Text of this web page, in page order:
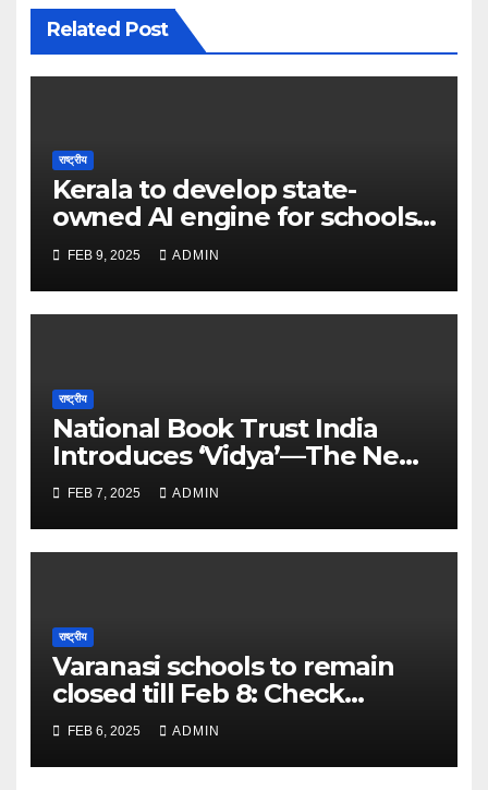
Related Post
राष्ट्रीय
Kerala to develop state-
owned AI engine for schools
in 2025 – The Times of India
FEB 9, 2025 ADMIN
राष्ट्रीय
National Book Trust India
Introduces ‘Vidya’—The New
Face of Learning and
Discovery – The Times of
India
FEB 7, 2025 ADMIN
राष्ट्रीय
Varanasi schools to remain
closed till Feb 8: Check
details here – The Times of
India
FEB 6, 2025 ADMIN